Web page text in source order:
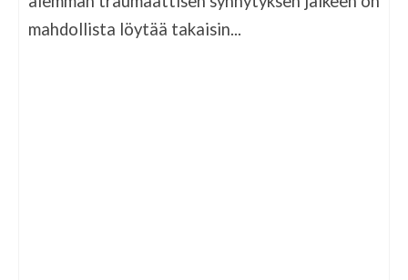
mahdollista löytää takaisin...